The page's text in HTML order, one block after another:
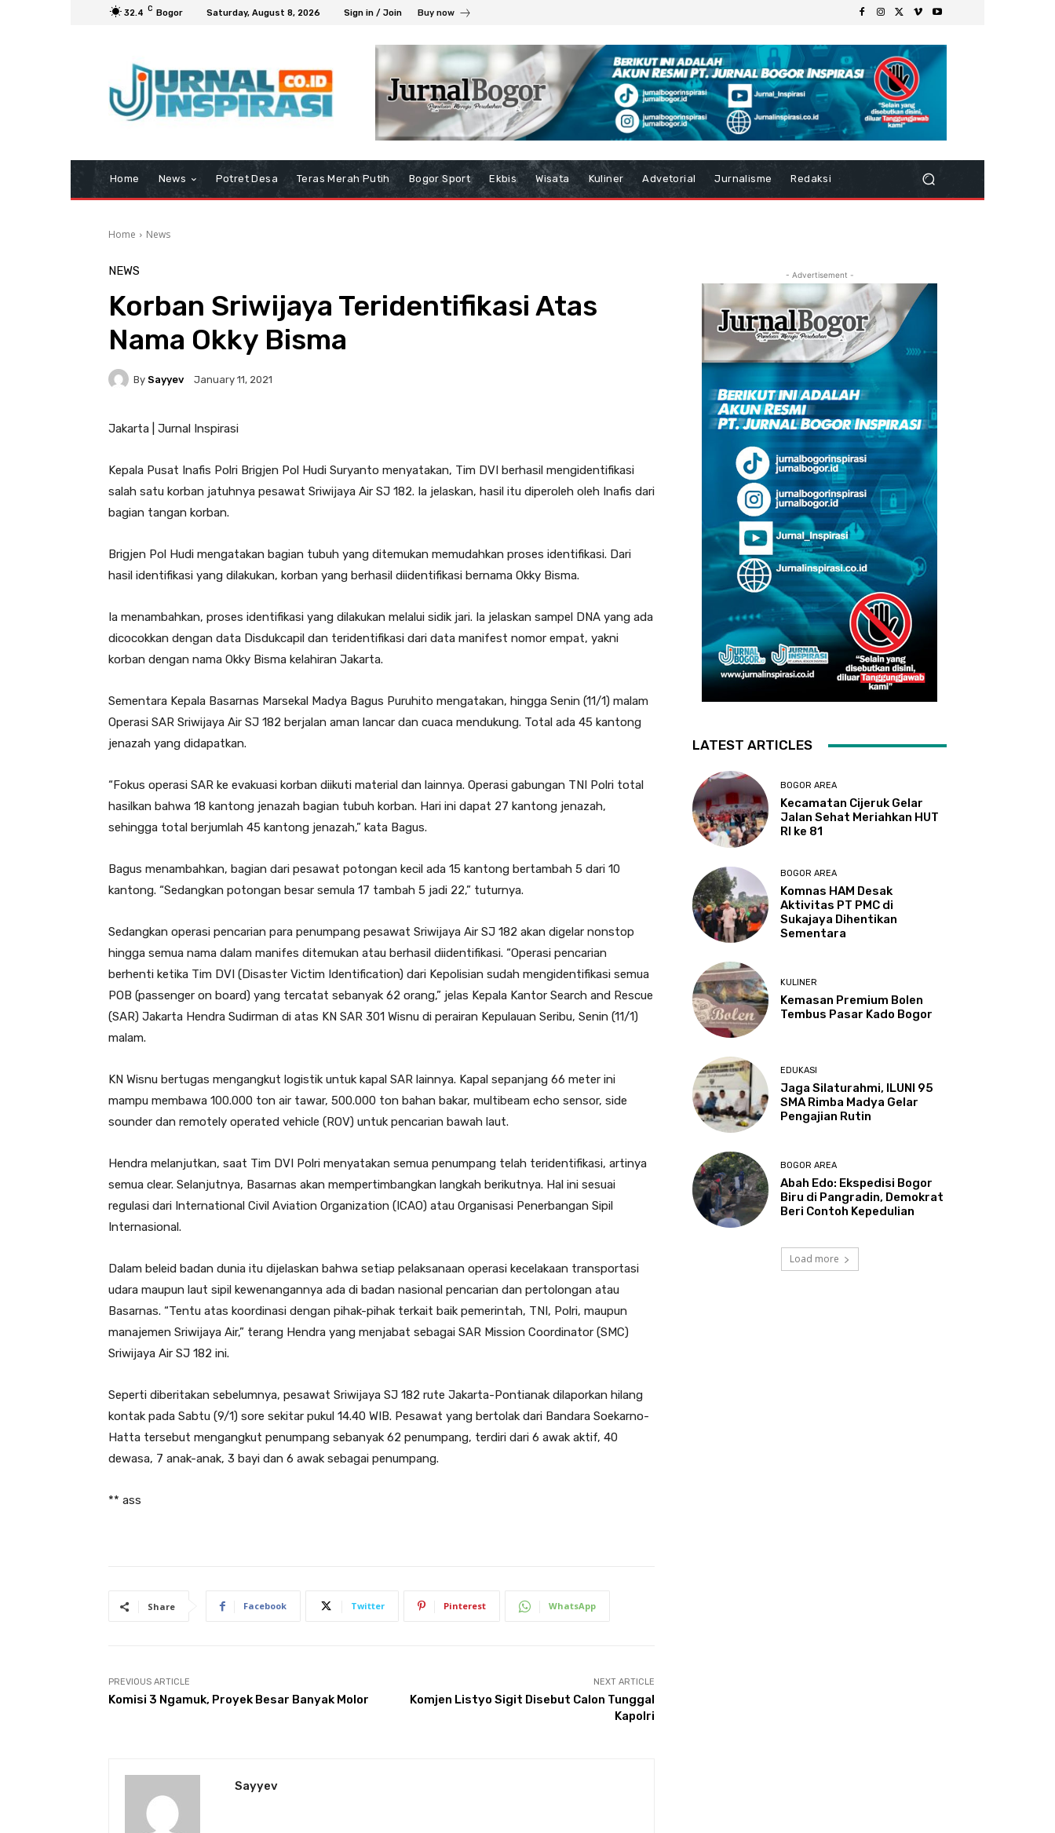
32.4 C Bogor Saturday, August 8, 2026 Sign in / Join Buy now
Home News Potret Desa Teras Merah Putih Bogor Sport Ekbis Wisata Kuliner Advetorial Jurnalisme Redaksi
Home News
NEWS
Korban Sriwijaya Teridentifikasi Atas
Nama Okky Bisma
By Sayyev January 11, 2021
Jakarta | Jurnal Inspirasi
Kepala Pusat Inafis Polri Brigjen Pol Hudi Suryanto menyatakan, Tim DVI berhasil mengidentifikasi
salah satu korban jatuhnya pesawat Sriwijaya Air SJ 182. Ia jelaskan, hasil itu diperoleh oleh Inafis dari
bagian tangan korban.
Brigjen Pol Hudi mengatakan bagian tubuh yang ditemukan memudahkan proses identifikasi. Dari
hasil identifikasi yang dilakukan, korban yang berhasil diidentifikasi bernama Okky Bisma.
Ia menambahkan, proses identifikasi yang dilakukan melalui sidik jari. Ia jelaskan sampel DNA yang ada
dicocokkan dengan data Disdukcapil dan teridentifikasi dari data manifest nomor empat, yakni
korban dengan nama Okky Bisma kelahiran Jakarta.
Sementara Kepala Basarnas Marsekal Madya Bagus Puruhito mengatakan, hingga Senin (11/1) malam
Operasi SAR Sriwijaya Air SJ 182 berjalan aman lancar dan cuaca mendukung. Total ada 45 kantong
jenazah yang didapatkan.
“Fokus operasi SAR ke evakuasi korban diikuti material dan lainnya. Operasi gabungan TNI Polri total
hasilkan bahwa 18 kantong jenazah bagian tubuh korban. Hari ini dapat 27 kantong jenazah,
sehingga total berjumlah 45 kantong jenazah,” kata Bagus.
Bagus menambahkan, bagian dari pesawat potongan kecil ada 15 kantong bertambah 5 dari 10
kantong. “Sedangkan potongan besar semula 17 tambah 5 jadi 22,” tuturnya.
Sedangkan operasi pencarian para penumpang pesawat Sriwijaya Air SJ 182 akan digelar nonstop
hingga semua nama dalam manifes ditemukan atau berhasil diidentifikasi. “Operasi pencarian
berhenti ketika Tim DVI (Disaster Victim Identification) dari Kepolisian sudah mengidentifikasi semua
POB (passenger on board) yang tercatat sebanyak 62 orang,” jelas Kepala Kantor Search and Rescue
(SAR) Jakarta Hendra Sudirman di atas KN SAR 301 Wisnu di perairan Kepulauan Seribu, Senin (11/1)
malam.
KN Wisnu bertugas mengangkut logistik untuk kapal SAR lainnya. Kapal sepanjang 66 meter ini
mampu membawa 100.000 ton air tawar, 500.000 ton bahan bakar, multibeam echo sensor, side
sounder dan remotely operated vehicle (ROV) untuk pencarian bawah laut.
Hendra melanjutkan, saat Tim DVI Polri menyatakan semua penumpang telah teridentifikasi, artinya
semua clear. Selanjutnya, Basarnas akan mempertimbangkan langkah berikutnya. Hal ini sesuai
regulasi dari International Civil Aviation Organization (ICAO) atau Organisasi Penerbangan Sipil
Internasional.
Dalam beleid badan dunia itu dijelaskan bahwa setiap pelaksanaan operasi kecelakaan transportasi
udara maupun laut sipil kewenangannya ada di badan nasional pencarian dan pertolongan atau
Basarnas. “Tentu atas koordinasi dengan pihak-pihak terkait baik pemerintah, TNI, Polri, maupun
manajemen Sriwijaya Air,” terang Hendra yang menjabat sebagai SAR Mission Coordinator (SMC)
Sriwijaya Air SJ 182 ini.
Seperti diberitakan sebelumnya, pesawat Sriwijaya SJ 182 rute Jakarta-Pontianak dilaporkan hilang
kontak pada Sabtu (9/1) sore sekitar pukul 14.40 WIB. Pesawat yang bertolak dari Bandara Soekarno-
Hatta tersebut mengangkut penumpang sebanyak 62 penumpang, terdiri dari 6 awak aktif, 40
dewasa, 7 anak-anak, 3 bayi dan 6 awak sebagai penumpang.
** ass
Share Facebook Twitter Pinterest WhatsApp
PREVIOUS ARTICLE
Komisi 3 Ngamuk, Proyek Besar Banyak Molor
NEXT ARTICLE
Komjen Listyo Sigit Disebut Calon Tunggal
Kapolri
Sayyev
- Advertisement -
LATEST ARTICLES
BOGOR AREA
Kecamatan Cijeruk Gelar
Jalan Sehat Meriahkan HUT
RI ke 81
BOGOR AREA
Komnas HAM Desak
Aktivitas PT PMC di
Sukajaya Dihentikan
Sementara
KULINER
Kemasan Premium Bolen
Tembus Pasar Kado Bogor
EDUKASI
Jaga Silaturahmi, ILUNI 95
SMA Rimba Madya Gelar
Pengajian Rutin
BOGOR AREA
Abah Edo: Ekspedisi Bogor
Biru di Pangradin, Demokrat
Beri Contoh Kepedulian
Load more